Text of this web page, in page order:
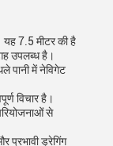
7.5 मीटर की है
उपलब्ध है।
पानी में नेविगेट
विचार है।
से
ड्रेगिंग